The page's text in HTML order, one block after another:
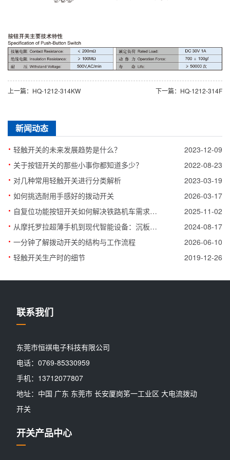
上一篇：HQ-1212-314KW 下一篇：HQ-1212-314F
新闻动态
· 轻触开关的未来发展趋势是什么？ 2023-12-09
· 关于按钮开关的那些小事你都知道多少？ 2022-08-23
· 对几种常用轻触开关进行分类解析 2023-03-19
· 如何挑选耐用手感好的拨动开关 2026-03-17
· 自复位功能按钮开关如何解决铁路机车需求痛点 2025-11-02
· 从摩托罗拉超薄手机到现代智能设备：沉板轻触开关的演变史 2024-08-17
· 一分钟了解拨动开关的结构与工作流程 2026-06-10
· 轻触开关生产时的细节 2019-12-26
联系我们
东莞市恒祺电子科技有限公司
电话：0769-85330959
手机：13712077807
地址：中国 广东 东莞市 长安厦岗笫一工业区 大电流拨动
开关
开关产品中心